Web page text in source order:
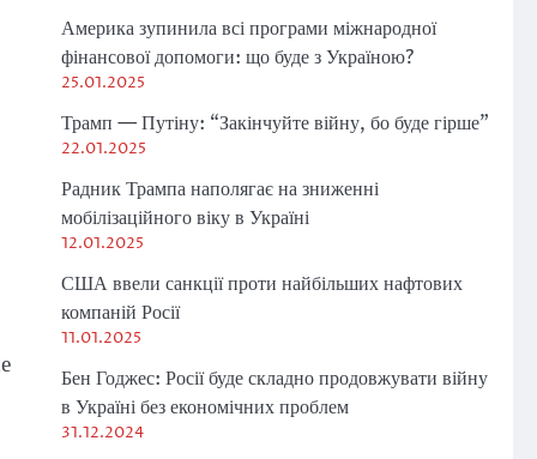
Америка зупинила всі програми міжнародної
фінансової допомоги: що буде з Україною?
25.01.2025
Трамп — Путіну: “Закінчуйте війну, бо буде гірше”
22.01.2025
Радник Трампа наполягає на зниженні
мобілізаційного віку в Україні
12.01.2025
США ввели санкції проти найбільших нафтових
компаній Росії
11.01.2025
Бен Годжес: Росії буде складно продовжувати війну
в Україні без економічних проблем
31.12.2024